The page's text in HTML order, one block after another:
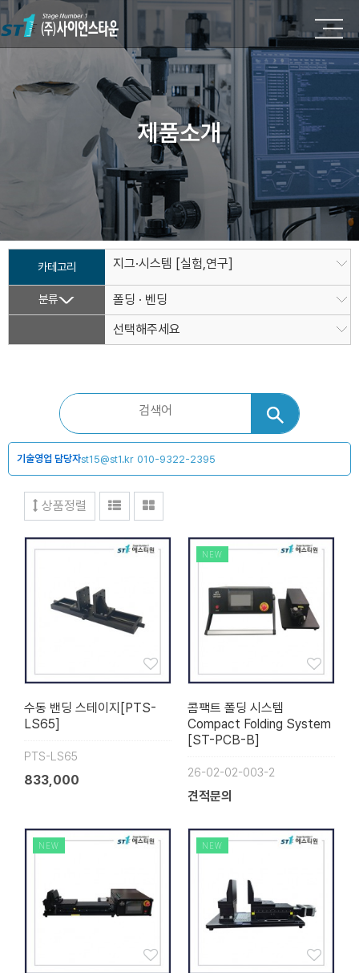
제품소개
카테고리 지그·시스템 [실험,연구]
분류
폴딩 · 벤딩
선택해주세요
기술영업 담당자st15@st1.kr 010-9322-2395
상품정렬
수동 밴딩 스테이지[PTS-
LS65]
PTS-LS65
833,000
NEW
콤팩트 폴딩 시스템
Compact Folding System
[ST-PCB-B]
26-02-02-003-2
견적문의
NEW NEW